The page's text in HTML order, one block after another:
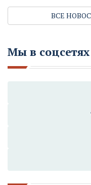
ВСЕ
Мы в соцсетях